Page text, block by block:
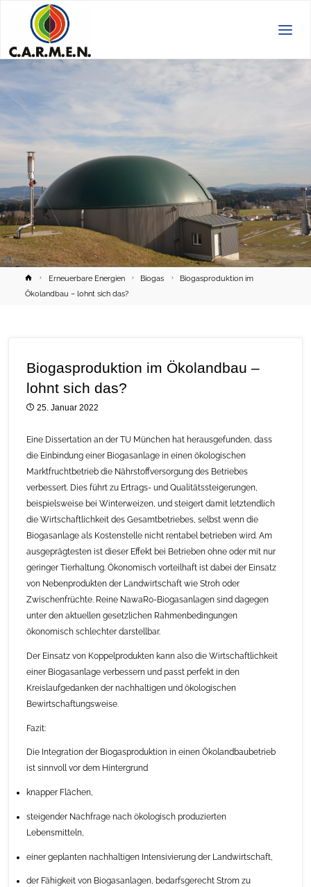
HomeErneuerbare Energien Biogas
Biogasproduktion im
Ökolandbau – lohnt sich das?
Biogasproduktion im Ökolandbau –
lohnt sich das?
25. Januar 2022
Eine Dissertation an der TU München hat herausgefunden, dass
die Einbindung einer Biogasanlage in einen ökologischen
Marktfruchtbetrieb die Nährstoffversorgung des Betriebes
verbessert. Dies führt zu Ertrags- und Qualitätssteigerungen,
beispielsweise bei Winterweizen, und steigert damit letztendlich
die Wirtschaftlichkeit des Gesamtbetriebes, selbst wenn die
Biogasanlage als Kostenstelle nicht rentabel betrieben wird. Am
ausgeprägtesten ist dieser Effekt bei Betrieben ohne oder mit nur
geringer Tierhaltung. Ökonomisch vorteilhaft ist dabei der Einsatz
von Nebenprodukten der Landwirtschaft wie Stroh oder
Zwischenfrüchte. Reine NawaRo-Biogasanlagen sind dagegen
unter den aktuellen gesetzlichen Rahmenbedingungen
ökonomisch schlechter darstellbar.
Der Einsatz von Koppelprodukten kann also die Wirtschaftlichkeit
einer Biogasanlage verbessern und passt perfekt in den
Kreislaufgedanken der nachhaltigen und ökologischen
Bewirtschaftungsweise.
Fazit:
Die Integration der Biogasproduktion in einen Ökolandbaubetrieb
ist sinnvoll vor dem Hintergrund
knapper Flächen,
steigender Nachfrage nach ökologisch produzierten
Lebensmitteln,
einer geplanten nachhaltigen Intensivierung der Landwirtschaft,
der Fähigkeit von Biogasanlagen, bedarfsgerecht Strom zu